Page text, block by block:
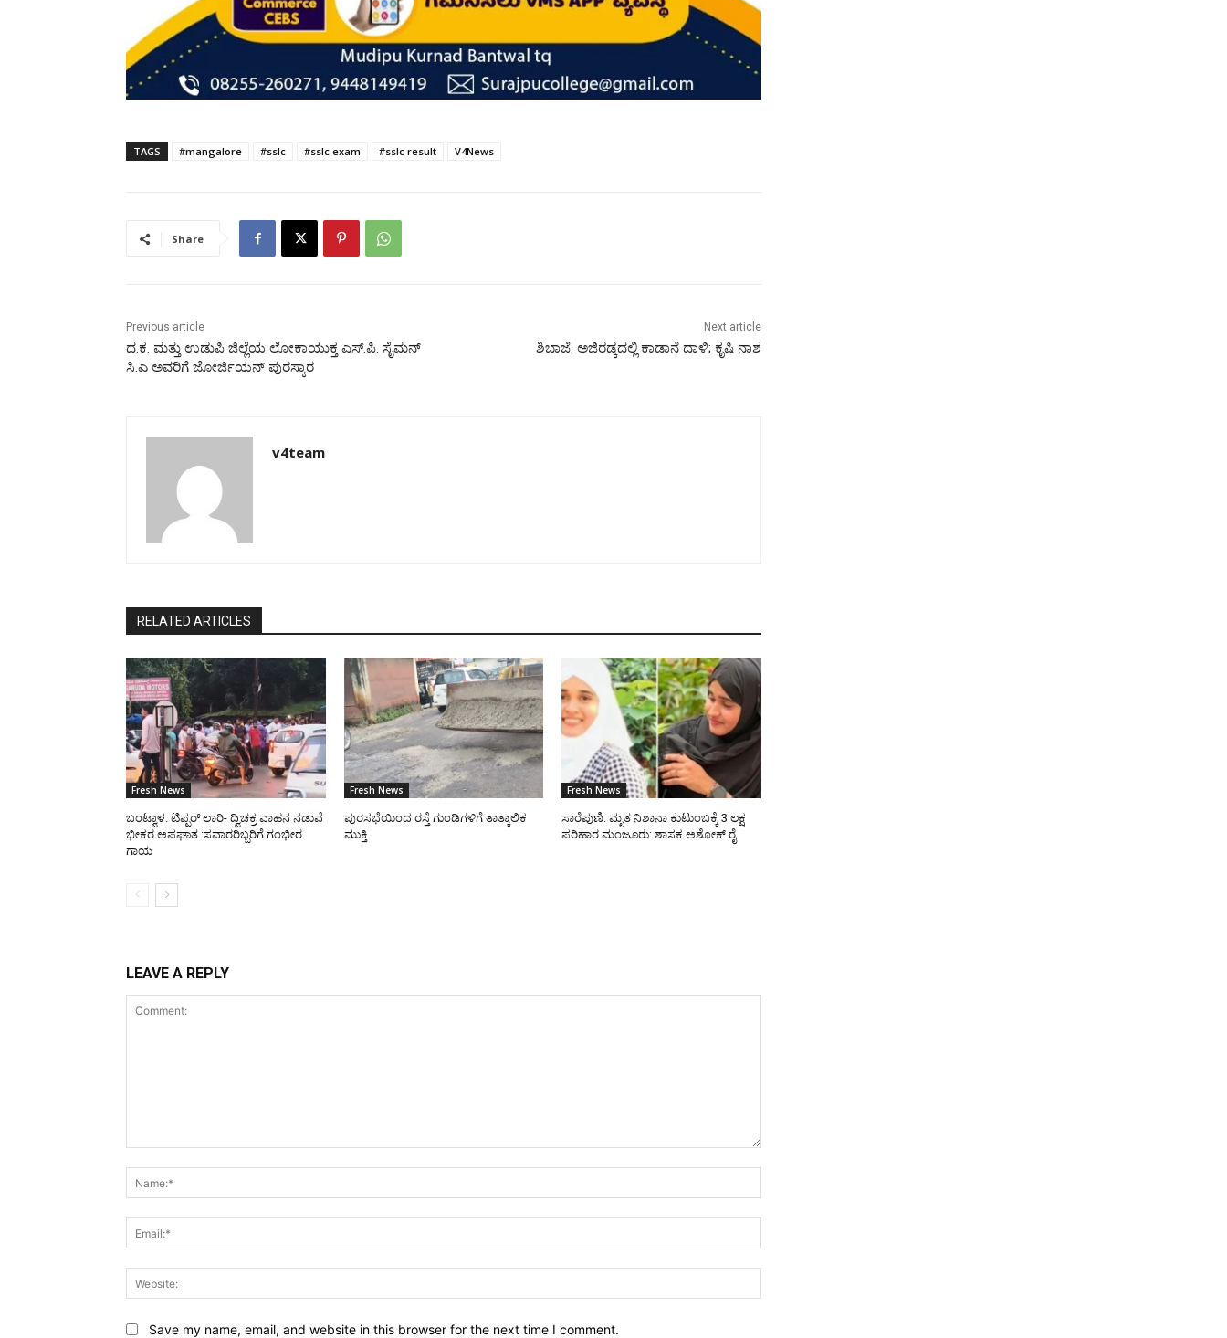
TAGS #mangalore #sslc #sslc exam #sslc result V4News
Share
Previous article
ದ.ಕ. ಮತ್ತು ಉಡುಪಿ ಜಿಲ್ಲೆಯ ಲೋಕಾಯುಕ್ತ ಎಸ್.ಪಿ. ಸೈಮನ್
ಸಿ.ಎ ಅವರಿಗೆ ಜೋರ್ಜಿಯನ್ ಪುರಸ್ಕಾರ
Next article
ಶಿಬಾಜೆ: ಅಜಿರಡ್ಕದಲ್ಲಿ ಕಾಡಾನೆ ದಾಳಿ; ಕೃಷಿ ನಾಶ
v4team
RELATED ARTICLES
Fresh News
ಬಂಟ್ವಾಳ: ಟಿಪ್ಪರ್ ಲಾರಿ- ದ್ವಿಚಕ್ರ ವಾಹನ ನಡುವೆ
ಭೀಕರ ಅಪಘಾತ :ಸವಾರರಿಬ್ಬರಿಗೆ ಗಂಭೀರ
ಗಾಯ
Fresh News
ಪುರಸಭೆಯಿಂದ ರಸ್ತೆ ಗುಂಡಿಗಳಿಗೆ ತಾತ್ಕಾಲಿಕ
ಮುಕ್ತಿ
Fresh News
ಸಾರೆಪುಣಿ: ಮೃತ ನಿಶಾನಾ ಕುಟುಂಬಕ್ಕೆ 3 ಲಕ್ಷ
ಪರಿಹಾರ ಮಂಜೂರು: ಶಾಸಕ ಅಶೋಕ್ ರೈ
LEAVE A REPLY
Save my name, email, and website in this browser for the next time I comment.